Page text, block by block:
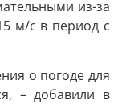
из-за
м/с в период с
о погоде для
– добавили в